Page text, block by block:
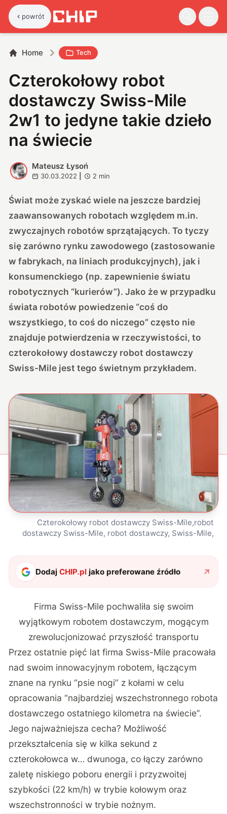
powrót
Home Tech
Czterokołowy robot
dostawczy Swiss-Mile
2w1 to jedyne takie dzieło
na świecie
M
Mateusz Łysoń
30.03.2022 2 min
Świat może zyskać wiele na jeszcze bardziej
zaawansowanych robotach względem m.in.
zwyczajnych robotów sprzątających. To tyczy
się zarówno rynku zawodowego (zastosowanie
w fabrykach, na liniach produkcyjnych), jak i
konsumenckiego (np. zapewnienie światu
robotycznych “kurierów”). Jako że w przypadku
świata robotów powiedzenie “coś do
wszystkiego, to coś do niczego” często nie
znajduje potwierdzenia w rzeczywistości, to
czterokołowy dostawczy robot dostawczy
Swiss-Mile jest tego świetnym przykładem.
Czterokołowy robot dostawczy Swiss-Mile,robot
dostawczy Swiss-Mile, robot dostawczy, Swiss-Mile,
DodajCHIP.pl jako preferowane źródło
Firma Swiss-Mile pochwaliła się swoim
wyjątkowym robotem dostawczym, mogącym
zrewolucjonizować przyszłość transportu
Przez ostatnie pięć lat firma Swiss-Mile pracowała
nad swoim innowacyjnym robotem, łączącym
znane na rynku “psie nogi” z kołami w celu
opracowania “najbardziej wszechstronnego robota
dostawczego ostatniego kilometra na świecie”.
Jego najważniejsza cecha? Możliwość
przekształcenia się w kilka sekund z
czterokołowca w… dwunoga, co łączy zarówno
zaletę niskiego poboru energii i przyzwoitej
szybkości (22 km/h) w trybie kołowym oraz
wszechstronności w trybie nożnym.